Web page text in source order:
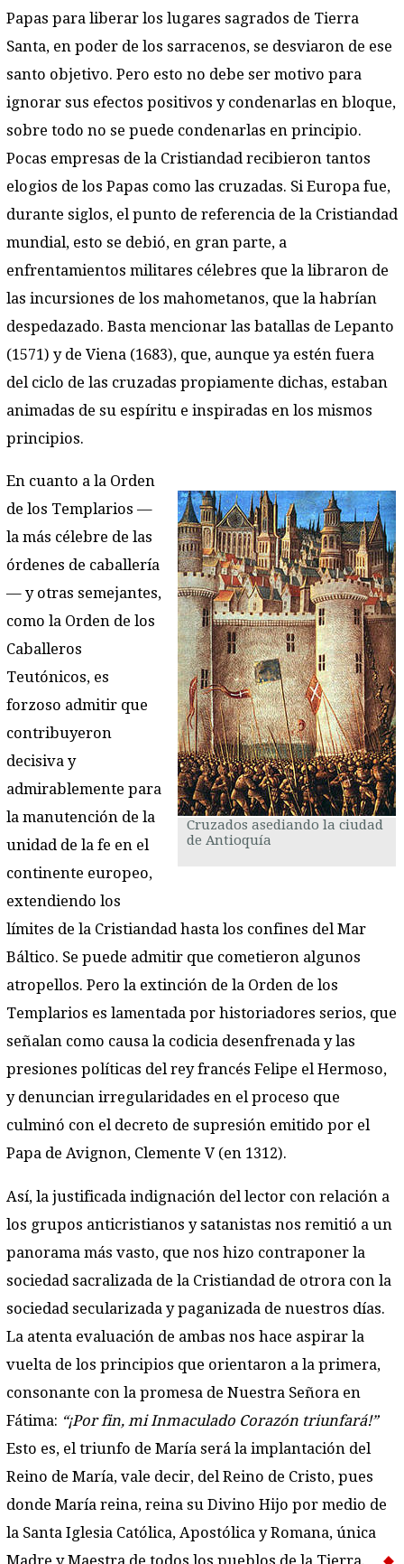
Papas para liberar los lugares sagrados de Tierra
Santa, en poder de los sarracenos, se desviaron de ese
santo objetivo. Pero esto no debe ser motivo para
ignorar sus efectos positivos y condenarlas en bloque,
sobre todo no se puede condenarlas en principio.
Pocas empresas de la Cristiandad recibieron tantos
elogios de los Papas como las cruzadas. Si Europa fue,
durante siglos, el punto de referencia de la Cristiandad
mundial, esto se debió, en gran parte, a
enfrentamientos militares célebres que la libraron de
las incursiones de los mahometanos, que la habrían
despedazado. Basta mencionar las batallas de Lepanto
(1571) y de Viena (1683), que, aunque ya estén fuera
del ciclo de las cruzadas propiamente dichas, estaban
animadas de su espíritu e inspiradas en los mismos
principios.
Cruzados asediando la ciudad
de Antioquía
En cuanto a la Orden
de los Templarios —
la más célebre de las
órdenes de caballería
— y otras semejantes,
como la Orden de los
Caballeros
Teutónicos, es
forzoso admitir que
contribuyeron
decisiva y
admirablemente para
la manutención de la
unidad de la fe en el
continente europeo,
extendiendo los
límites de la Cristiandad hasta los confines del Mar
Báltico. Se puede admitir que cometieron algunos
atropellos. Pero la extinción de la Orden de los
Templarios es lamentada por historiadores serios, que
señalan como causa la codicia desenfrenada y las
presiones políticas del rey francés Felipe el Hermoso,
y denuncian irregularidades en el proceso que
culminó con el decreto de supresión emitido por el
Papa de Avignon, Clemente V (en 1312).
Así, la justificada indignación del lector con relación a
los grupos anticristianos y satanistas nos remitió a un
panorama más vasto, que nos hizo contraponer la
sociedad sacralizada de la Cristiandad de otrora con la
sociedad secularizada y paganizada de nuestros días.
La atenta evaluación de ambas nos hace aspirar la
vuelta de los principios que orientaron a la primera,
consonante con la promesa de Nuestra Señora en
Fátima: “¡Por fin, mi Inmaculado Corazón triunfará!”
Esto es, el triunfo de María será la implantación del
Reino de María, vale decir, del Reino de Cristo, pues
donde María reina, reina su Divino Hijo por medio de
la Santa Iglesia Católica, Apostólica y Romana, única